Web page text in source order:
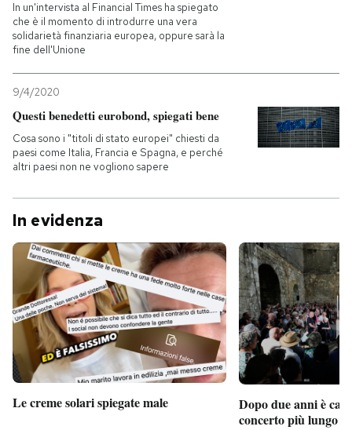
Internet
Scienza
Cultura
Economia
Ok Boomer!
Media
Altrecose
PODCAST
NEWSLETTER
I MIEI PREFERITI
SHOP
CALENDARIO
In un'intervista al Financial Times ha spiegato
che è il momento di introdurre una vera
solidarietà finanziaria europea, oppure sarà la
fine dell'Unione
9/4/2020
Questi benedetti eurobond, spiegati bene
Cosa sono i "titoli di stato europei" chiesti da
paesi come Italia, Francia e Spagna, e perché
altri paesi non ne vogliono sapere
In evidenza
Le creme solari spiegate male
Dopo due anni è
concerto più lungo